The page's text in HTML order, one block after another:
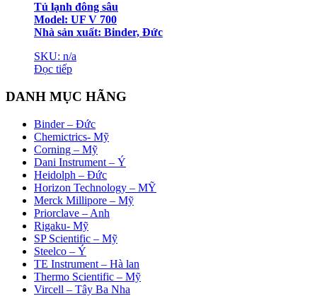
Tủ lạnh đông sâu
Model: UF V 700
Nhà sản xuất: Binder, Đức
SKU: n/a
Đọc tiếp
DANH MỤC HÃNG
Binder – Đức
Chemictrics- Mỹ
Corning – Mỹ
Dani Instrument – Ý
Heidolph – Đức
Horizon Technology – MỸ
Merck Millipore – Mỹ
Priorclave – Anh
Rigaku- Mỹ
SP Scientific – Mỹ
Steelco – Ý
TE Instrument – Hà lan
Thermo Scientific – Mỹ
Vircell – Tây Ba Nha